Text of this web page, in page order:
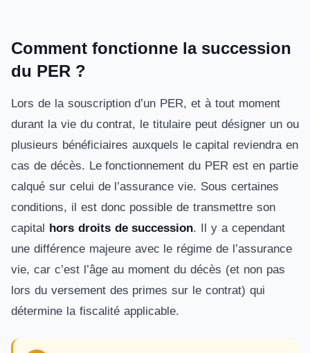
Comment fonctionne la succession
du PER ?
Lors de la souscription d’un PER, et à tout moment
durant la vie du contrat, le titulaire peut désigner un ou
plusieurs bénéficiaires auxquels le capital reviendra en
cas de décès. Le fonctionnement du PER est en partie
calqué sur celui de l’assurance vie. Sous certaines
conditions, il est donc possible de transmettre son
capital hors droits de succession. Il y a cependant
une différence majeure avec le régime de l’assurance
vie, car c’est l’âge au moment du décès (et non pas
lors du versement des primes sur le contrat) qui
détermine la fiscalité applicable.